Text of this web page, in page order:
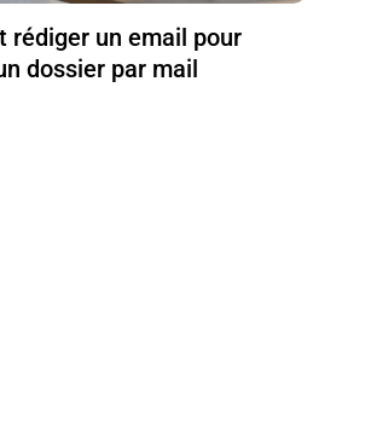
rédiger un email pour
dossier par mail